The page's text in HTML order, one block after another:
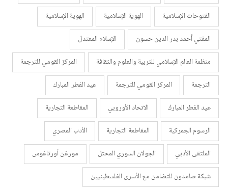
الفتوحات الإسلامية
الهوية الإسلامية
الهوية الإسلامية
المفتي أحمد بدر الدين حسون
الإسلام المعتدل
منظمة العالم الإسلامي للتربية والعلوم والثقافة
المركز القومي للترجمة
الترجمة
المركز القومي للترجمة
عيد الفطر المبارك
عيد الفطر المبارك
الاتحاد الأوروبي
المقاطعة التجارية
الرسوم الجمركية
المقاطعة التجارية
الأدب المصري
الملتقى الأدبي
الجولان السوري المحتل
مورغن أورتاغوس
شبكة صامدون للتضامن مع الأسرى الفلسطينيين